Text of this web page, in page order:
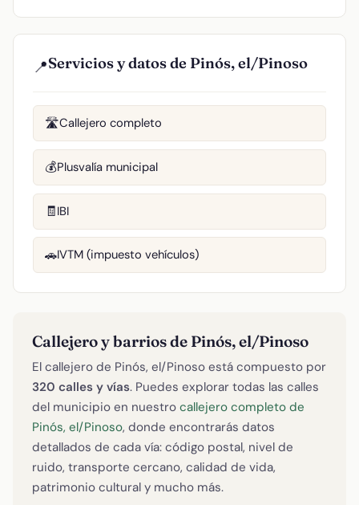
📍Servicios y datos de Pinós, el/Pinoso
🛣️Callejero completo
💰Plusvalía municipal
🧾IBI
🚗IVTM (impuesto vehículos)
Callejero y barrios de Pinós, el/Pinoso
El callejero de Pinós, el/Pinoso está compuesto por
320 calles y vías. Puedes explorar todas las calles
del municipio en nuestro callejero completo de
Pinós, el/Pinoso, donde encontrarás datos
detallados de cada vía: código postal, nivel de
ruido, transporte cercano, calidad de vida,
patrimonio cultural y mucho más.